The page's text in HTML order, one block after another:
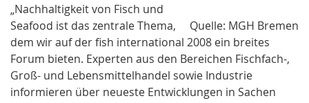
Quelle: MGH Bremen
„Nachhaltigkeit von Fisch und
Seafood ist das zentrale Thema,
dem wir auf der fish international 2008 ein breites
Forum bieten. Experten aus den Bereichen Fischfach-,
Groß- und Lebensmittelhandel sowie Industrie
informieren über neueste Entwicklungen in Sachen